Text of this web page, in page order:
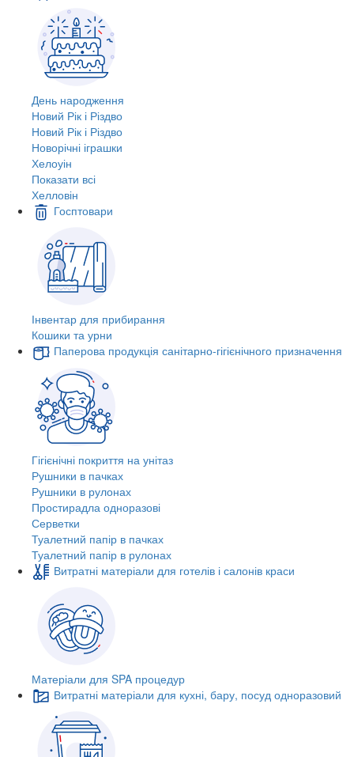
День народження
Новий Рік і Різдво
Новий Рік і Різдво
Новорічні іграшки
Хелоуін
Показати всі
Хелловін
Госптовари
Інвентар для прибирання
Кошики та урни
Паперова продукція санітарно-гігієнічного призначення
Гігієнічні покриття на унітаз
Рушники в пачках
Рушники в рулонах
Простирадла одноразові
Серветки
Туалетний папір в пачках
Туалетний папір в рулонах
Витратні матеріали для готелів і салонів краси
Матеріали для SPA процедур
Витратні матеріали для кухні, бару, посуд одноразовий